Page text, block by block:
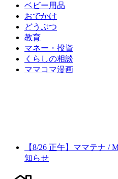
ベビー用品
おでかけ
どうぶつ
教育
マネー・投資
くらしの相談
ママコマ漫画
【8/26 正午】ママテナ /
知らせ